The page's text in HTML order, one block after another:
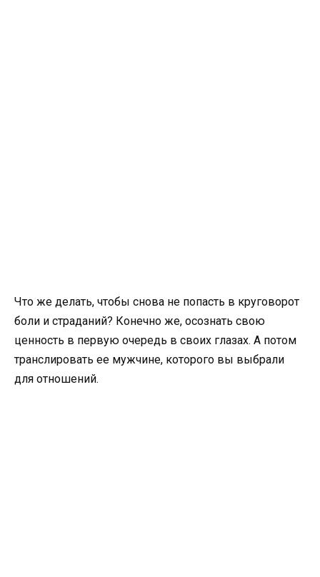
Что же делать, чтобы снова не попасть в круговорот
боли и страданий? Конечно же, осознать свою
ценность в первую очередь в своих глазах. А потом
транслировать ее мужчине, которого вы выбрали
для отношений.